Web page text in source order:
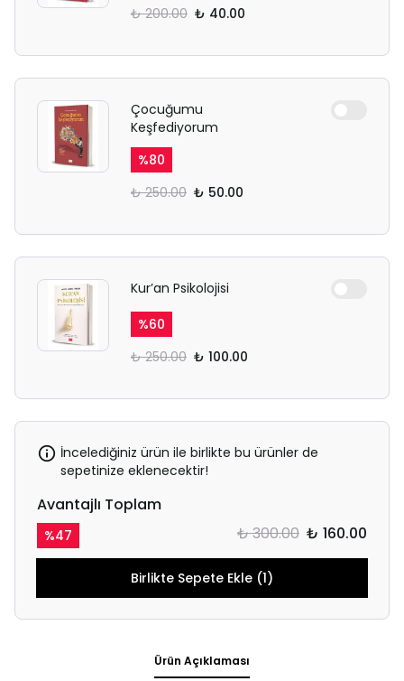
₺ 200.00 ₺ 40.00
Çocuğumu
Keşfediyorum
%80
₺ 250.00 ₺ 50.00
Kur’an Psikolojisi
%60
₺ 250.00 ₺ 100.00
İncelediğiniz ürün ile birlikte bu ürünler de
sepetinize eklenecektir!
Avantajlı Toplam
%47 ₺ 300.00 ₺ 160.00
Birlikte Sepete Ekle (1)
Ürün Açıklaması